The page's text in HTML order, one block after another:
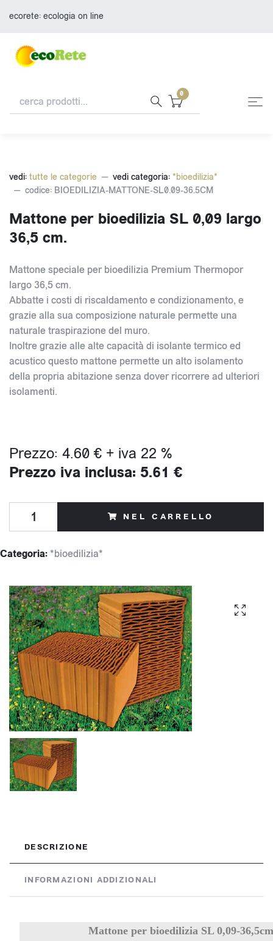
ecorete: ecologia on line
0
vedi: tutte le categorie vedi categoria: *bioedilizia*
codice: BIOEDILIZIA-MATTONE-SL0.09-36.5CM
Mattone per bioedilizia SL 0,09 largo
36,5 cm.
Mattone speciale per bioedilizia Premium Thermopor
largo 36,5 cm.
Abbatte i costi di riscaldamento e condizionamento, e
grazie alla sua composizione naturale permette una
naturale traspirazione del muro.
Inoltre grazie alle alte capacità di isolante termico ed
acustico questo mattone permette un alto isolamento
della propria abitazione senza dover ricorrere ad ulteriori
isolamenti.
Prezzo: 4.60 € + iva 22 %
Prezzo iva inclusa: 5.61 €
NEL CARRELLO
Categoria: *bioedilizia*
DESCRIZIONE
INFORMAZIONI ADDIZIONALI
Mattone per bioedilizia SL 0,09-